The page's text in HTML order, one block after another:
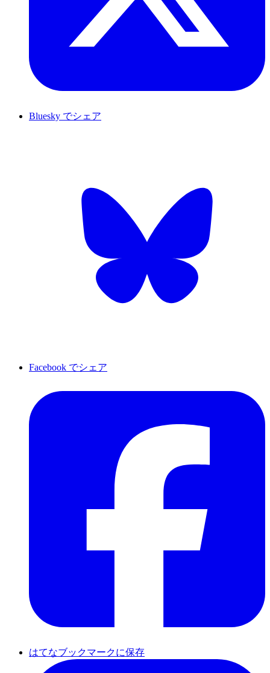
Bluesky でシェア
Facebook でシェア
はてなブックマークに保存